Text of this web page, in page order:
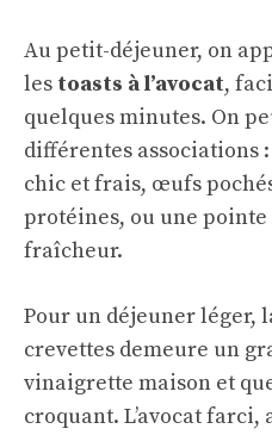
Au petit-déjeuner, on
les toasts à l’avocat,
quelques minutes. On
différentes associations
chic et frais, œufs
protéines, ou une
fraîcheur.
Pour un déjeuner léger,
crevettes demeure un
vinaigrette maison et
croquant. L’avocat farci,